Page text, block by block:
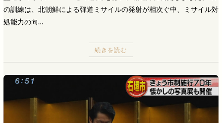
の訓練は、北朝鮮による弾道ミサイルの発射が相次ぐ中、ミサイル対
処能力の向…
続きを読む